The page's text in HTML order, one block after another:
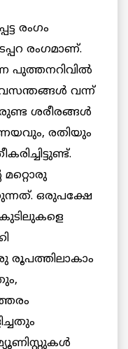
രംഗം
രംഗമാണ്.
പുത്തനറിവില്‍
വന്ന്
ശരീരങ്ങള്‍
രതിയും
മറ്റൊരു
ഒരുപക്ഷേ
കുടിലുകളെ